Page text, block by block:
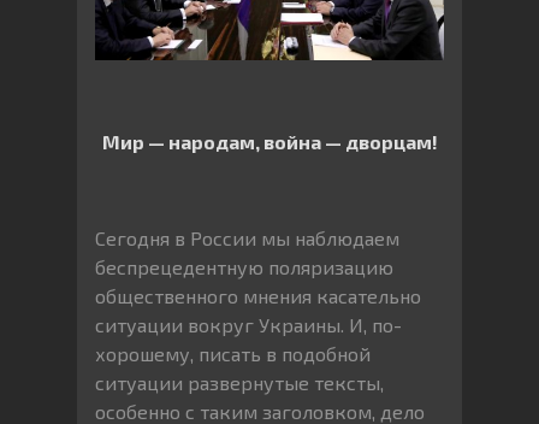
Мир — народам, война — дворцам!
Сегодня в России мы наблюдаем
беспрецедентную поляризацию
общественного мнения касательно
ситуации вокруг Украины. И, по-
хорошему, писать в подобной
ситуации развернутые тексты,
особенно с таким заголовком, дело